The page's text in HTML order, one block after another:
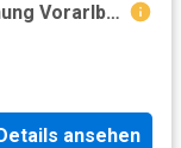
Zu Vermieten 3 Schlafzimmer Wohnung Vorarlberg Vorarlberg DS104642246
ansehen